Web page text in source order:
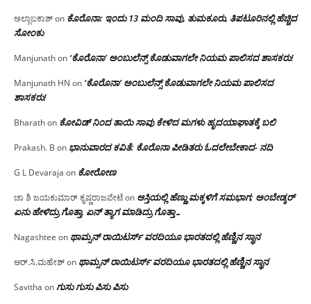
ಅಲ್ಲಾಬಕಾಶ್on ಕೊರೊನಾ: ಇಂದು 13 ಮಂದಿ ಸಾವು, ತುಮಕೂರು, ತಿಪಟೂರಿನಲ್ಲಿ ಹೆಚ್ಚಿದ
ಸೋಂಕು
Manjunathon ‘ಕೊರೊನಾ’ ಅಂಬುಲೆನ್ಸ್ ಕೊಡುವಾಗಲೇ ನಿಯಮ ಪಾಲಿಸದ ಶಾಸಕರು!
Manjunath HN on ‘ಕೊರೊನಾ’ ಅಂಬುಲೆನ್ಸ್ ಕೊಡುವಾಗಲೇ ನಿಯಮ ಪಾಲಿಸದ
ಶಾಸಕರು!
Bharathon ಕೋವಿಡ್ ನಿಂದ ತಾಯಿ ಸಾವು ಕೇಳಿದ ಮಗಳು ಹೃದಯಾಘಾತಕ್ಕೆ ಬಲಿ
Prakash. B on ಭಾನುವಾರದ ಕವಿತೆ: ಕೊರೊನಾ ಪೀಡಿತರು ಓದಲೇಬೇಕಾದ- ನದಿ
G L Devaraja on ಕೋರೋಣ
ಚಾ ಶಿ ಜಯಕುಮಾರ್ ಕೃಷ್ಣರಾಜಪೇಟೆon ಆಸ್ತಿಯಲ್ಲಿ ಹೆಣ್ಣು ಮಕ್ಕಳಿಗೆ ಸಮಭಾಗ; ಅಂಬೇಡ್ಕರ್
ಏನು ಹೇಳಿದ್ರು ಗೊತ್ತಾ, ಏನ್ ತ್ಯಾಗ ಮಾಡಿದ್ರು ಗೊತ್ತಾ…
Nagashtee on ಥಾಮ್ಸನ್ ರಾಯಿಟರ್ಸ್ ವರದಿಯೂ ಭಾರತದಲ್ಲಿ ಹೆಣ್ಣಿನ ಸ್ಥಾನ‌
ಆರ್.ಸಿ.ಮಹೇಶ್on ಥಾಮ್ಸನ್ ರಾಯಿಟರ್ಸ್ ವರದಿಯೂ ಭಾರತದಲ್ಲಿ ಹೆಣ್ಣಿನ ಸ್ಥಾನ‌
Savitha onಗುಸು ಗುಸು ಪಿಸು ಪಿಸು